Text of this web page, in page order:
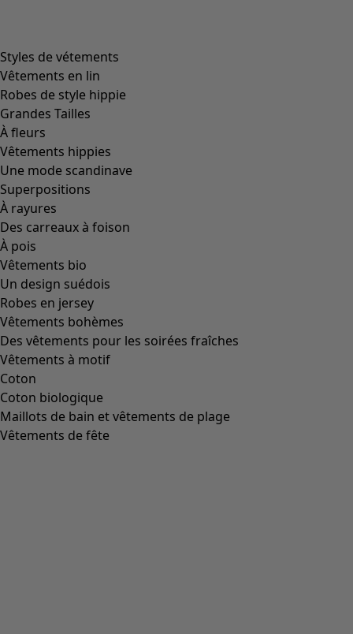
Styles de vétements
Vêtements en lin
Robes de style hippie
Grandes Tailles
À fleurs
Vêtements hippies
Une mode scandinave
Superpositions
À rayures
Des carreaux à foison
À pois
Vêtements bio
Un design suédois
Robes en jersey
Vêtements bohèmes
Des vêtements pour les soirées fraîches
Vêtements à motif
Coton
Coton biologique
Maillots de bain et vêtements de plage
Vêtements de fête